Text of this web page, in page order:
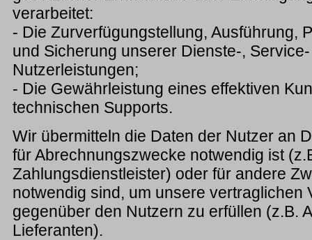
verarbeitet:
- Die Zurverfügungstellung, Ausführung,
und Sicherung unserer Dienste-,
Nutzerleistungen;
- Die Gewährleistung eines effektiven
technischen Supports.
Wir übermitteln die Daten der Nutzer an
für Abrechnungszwecke notwendig ist
Zahlungsdienstleister) oder für andere
notwendig sind, um unsere vertraglichen
gegenüber den Nutzern zu erfüllen (z.B.
Lieferanten).